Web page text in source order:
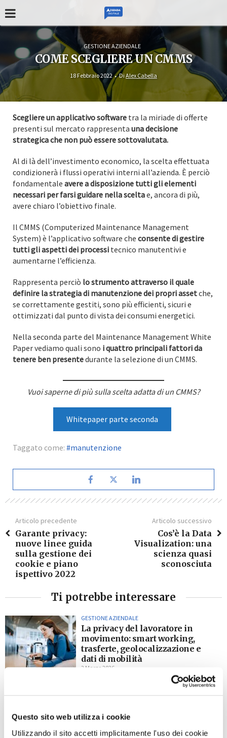
Questo sito web utilizza i cookie
Utilizzando il sito accetti implicitamente l'uso dei cookie
GESTIONE AZIENDALE
COME SCEGLIERE UN CMMS
18 Febbraio 2022 Di Alex Cabella
Scegliere un applicativo software tra la miriade di offerte
presenti sul mercato rappresenta una decisione
strategica che non può essere sottovalutata.
Al di là dell’investimento economico, la scelta effettuata
condizionerà i flussi operativi interni all’azienda. È perciò
fondamentale avere a disposizione tutti gli elementi
necessari per farsi guidare nella sceltae, ancora di più,
avere chiaro l’obiettivo finale.
Il CMMS (Computerized Maintenance Management
System) è l’applicativo software che consente di gestire
tutti gli aspetti dei processi tecnico manutentivi e
aumentarne l’efficienza.
Rappresenta perciò lo strumento attraverso il quale
definire la strategia di manutenzione dei propri assetche,
se correttamente gestiti, sono più efficienti, sicuri e
ottimizzati dal punto di vista dei consumi energetici.
Nella seconda parte del Maintenance Management White
Paper vediamo quali sono i quattro principali fattori da
tenere ben presentedurante la selezione di un CMMS.
Vuoi saperne di più sulla scelta adatta di un CMMS?
Whitepaper parte seconda
Taggato come: manutenzione
Articolo precedente
Garante privacy:
nuove linee guida
sulla gestione dei
cookie e piano
ispettivo 2022
Articolo successivo
Cos’è la Data
Visualization: una
scienza quasi
sconosciuta
Ti potrebbe interessare
GESTIONE AZIENDALE
La privacy del lavoratore in
movimento: smart working,
trasferte, geolocalizzazione e
dati di mobilità
2 Marzo 2026
Tracciabilità dei rifiuti e RENTRI:
per le PMI